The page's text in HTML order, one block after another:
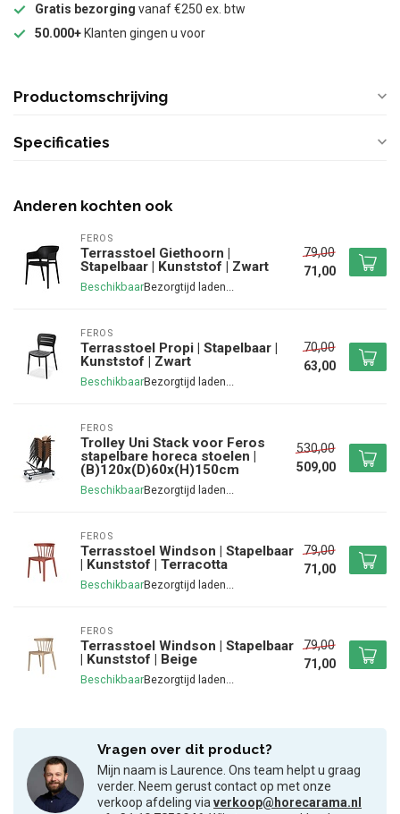
Gratis bezorging vanaf €250 ex. btw
50.000+ Klanten gingen u voor
Productomschrijving
Specificaties
Anderen kochten ook
FEROS
Terrasstoel Giethoorn |
Stapelbaar | Kunststof | Zwart
Beschikbaar
79,00
71,00
FEROS
Terrasstoel Propi | Stapelbaar |
Kunststof | Zwart
Beschikbaar
70,00
63,00
FEROS
Trolley Uni Stack voor Feros
stapelbare horeca stoelen |
(B)120x(D)60x(H)150cm
Beschikbaar
530,00
509,00
FEROS
Terrasstoel Windson | Stapelbaar
| Kunststof | Terracotta
Beschikbaar
79,00
71,00
FEROS
Terrasstoel Windson | Stapelbaar
| Kunststof | Beige
Beschikbaar
79,00
71,00
Vragen over dit product?
Mijn naam is Laurence. Ons team helpt u graag
verder. Neem gerust contact op met onze
verkoop afdeling viaverkoop@horecarama.nl